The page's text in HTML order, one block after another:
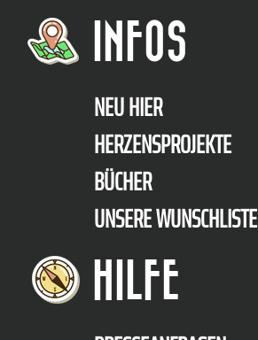
INFOS
NEU HIER
HERZENSPROJEKTE
BÜCHER
UNSERE WUNSCHLISTE
HILFE